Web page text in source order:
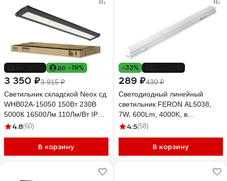
до -19%
3 350 ₽3 915 ₽
Светильник складской Neox сд
WHB02A-15050 150Вт 230В
5000К 16500Лм 110Лм/Вт IP65
без пульсации 4690612054667
4.8(60)
В корзину
-33%
289 ₽430 ₽
Светодиодный линейный
светильник FERON AL5038,
7W, 600Lm, 4000K, в
пластиковом корпусе, с
шнуром, 570х22х35мм 27946
4.5(58)
В корзину